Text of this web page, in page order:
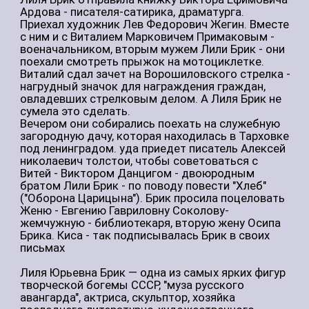
Лиля Юрьевна Брик — одна из самых ярких фигур
творческой богемы СССР, "муза русского
авангарда", актриса, скульптор, хозяйка
последнего литературно-художественного
салона. Ее авторитетное мнение уважали многие
писатели, поэты, художники, музыканты и даже
известные всему миру кутюрье. Муза и женщина,
сыгравшая значительную роль в жизни
Владимира Маяковского. Получив половину прав
на его творческое наследие, она участвовала в
выпуске полного собрания сочинений поэта,
создала первый в Москве музей Маяковского и
до последнего хранила память о своем гении.
Прочитала артистка Лилия Бурдинская